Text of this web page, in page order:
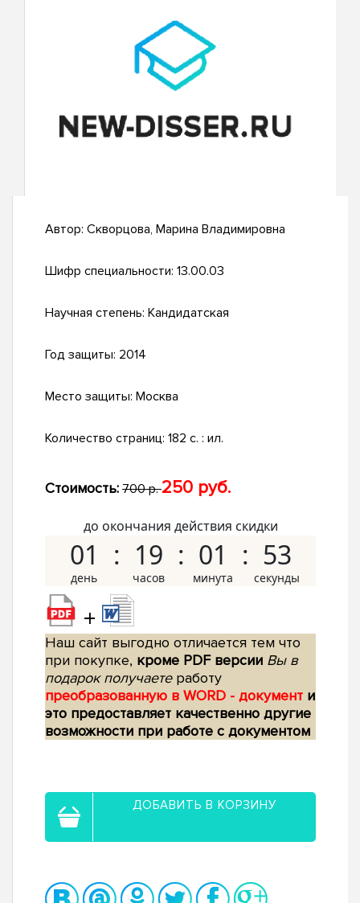
Автор: Скворцова, Марина Владимировна
Шифр специальности: 13.00.03
Научная степень: Кандидатская
Год защиты: 2014
Место защиты: Москва
Количество страниц: 182 с. : ил.
Стоимость: 700 р.250 руб.
до окончания действия скидки
01 19 01 52
+
Наш сайт выгодно отличается тем что
при покупке, кроме PDF версии Вы в
подарок получаетеработу
преобразованную в WORD - документ и
это предоставляет качественно другие
возможности при работе с документом
ДОБАВИТЬ В КОРЗИНУ